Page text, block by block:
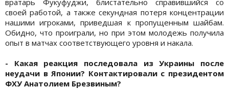
своей работой, а также секундная потеря концентрации
нашими игроками, приведшая к пропущенным шайбам.
Обидно, что проиграли, но при этом молодежь получила
опыт в матчах соответствующего уровня и накала.
- Какая реакция последовала из Украины после
неудачи в Японии? Контактировали с президентом
ФХУ Анатолием Брезвиным?